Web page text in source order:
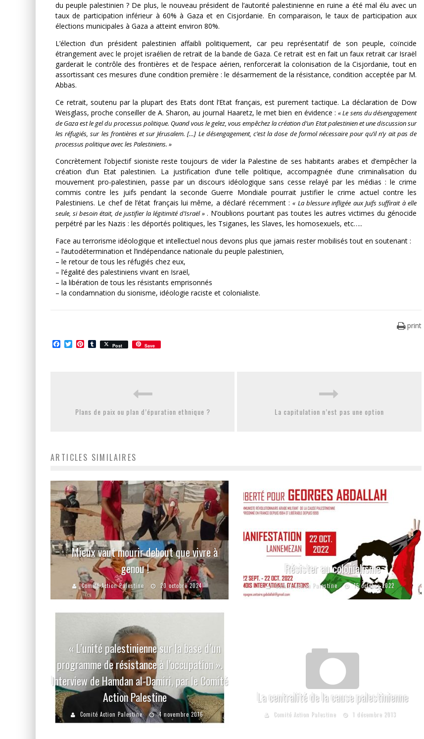
du peuple palestinien ? De plus, le nouveau président de l’autorité palestinienne en ruine a été mal élu avec un
taux de participation inférieur à 60% à Gaza et en Cisjordanie. En comparaison, le taux de participation aux
élections municipales à Gaza a atteint environ 80%.
L’élection d’un président palestinien affaibli politiquement, car peu représentatif de son peuple, coïncide
étrangement avec le projet israélien de retrait de la bande de Gaza. Ce retrait est en fait un faux retrait car Israël
garderait le contrôle des frontières et de l’espace aérien, renforcerait la colonisation de la Cisjordanie, tout en
assortissant ces mesures d’une condition première : le désarmement de la résistance, condition acceptée par M.
Abbas.
Ce retrait, soutenu par la plupart des Etats dont l’Etat français, est purement tactique. La déclaration de Dow
Weisglass, proche conseiller de A. Sharon, au journal Haaretz, le met bien en évidence :« Le sens du désengagement
de Gaza est le gel du processus politique. Quand vous le gelez, vous empêchez la création d’un Etat palestinien et une discussion sur
les réfugiés, sur les frontières et sur Jérusalem. […] Le désengagement, c’est la dose de formol nécessaire pour qu’il n’y ait pas de
processus politique avec les Palestiniens. »
Concrètement l’objectif sioniste reste toujours de vider la Palestine de ses habitants arabes et d’empêcher la
création d’un Etat palestinien. La justification d’une telle politique, accompagnée d’une criminalisation du
mouvement pro-palestinien, passe par un discours idéologique sans cesse relayé par les médias : le crime
commis contre les juifs pendant la seconde Guerre Mondiale pourrait justifier le crime actuel contre les
Palestiniens. Le chef de l’état français lui même, a déclaré récemment :« La blessure infligée aux Juifs suffirait à elle
seule, si besoin était, de justifier la légitimité d’Israël » . N’oublions pourtant pas toutes les autres victimes du génocide
perpétré par les Nazis : les déportés politiques, les Tsiganes, les Slaves, les homosexuels, etc…..
Face au terrorisme idéologique et intellectuel nous devons plus que jamais rester mobilisés tout en soutenant :
– l’autodétermination et l’indépendance nationale du peuple palestinien,
– le retour de tous les réfugiés chez eux,
– l’égalité des palestiniens vivant en Israël,
– la libération de tous les résistants emprisonnés
– la condamnation du sionisme, idéologie raciste et colonialiste.
print
Facebook
TwitterPinterest
Tumblr
Post Save
Plans de paix ou plan d’épuration ethnique ? La capitulation n’est pas une option
ARTICLES SIMILAIRES
Mieux vaut mourir debout que vivre à
genou !
Comité Action Palestine 20 octobre 2024
Résister au colonialisme
Comité Action Palestine 15 octobre 2022
« L’unité palestinienne sur la base d’un
programme de résistance à l’occupation ».
Interview de Hamdan al-Damiri, par le Comité
Action Palestine
Comité Action Palestine 4 novembre 2016
La centralité de la cause palestinienne
Comité Action Palestine 1 décembre 2013
PEUPLE ET CONTRE LE PEUPLE
Comité Action Palestine 3 juillet 2026
LA BANALITÉ DU MAL COLONIAL
Comité Action Palestine 1 août 2026